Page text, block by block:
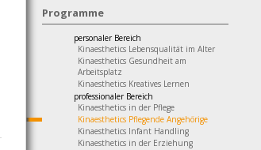
Programme
personaler Bereich
Kinaesthetics Lebensqualität im Alter
Kinaesthetics Gesundheit am
Arbeitsplatz
Kinaesthetics Kreatives Lernen
professionaler Bereich
Kinaesthetics in der Pflege
Kinaesthetics Pflegende Angehörige
Kinaesthetics Infant Handling
Kinaesthetics in der Erziehung